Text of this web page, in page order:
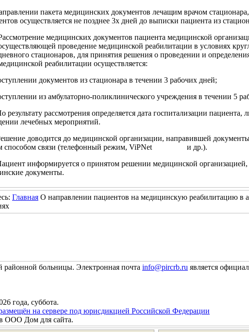
пакета медицинских документов лечащим врачом
осуществляется не позднее 3х дней до выписки пациента из
медицинских документов пациента медицинской
проведение медицинской реабилитации в условиях
стационаров, для принятия решения о проведении и
реабилитации осуществляется:
документов из стационара в течении 3 рабочих дней;
из амбулаторно-поликлинического учреждения в течении 5
результату рассмотрения определяется дата госпитализации пациента,
лечебных мероприятий.
доводится до медицинской организации, направившей
способом связи (телефонный режим, ViPNet и др.).
информируется о принятом решении медицинской организацией,
документы.
Главная О направлении пациентов на медицинскую реабилитацию в
больницы. Электронная почта info@pircrb.ru является
года, суббота.
на сервере под юрисдикцией Российской Федерации
ООО Дом для сайта.